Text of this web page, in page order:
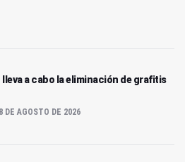
lleva a cabo la eliminación de grafitis
DE AGOSTO DE 2026